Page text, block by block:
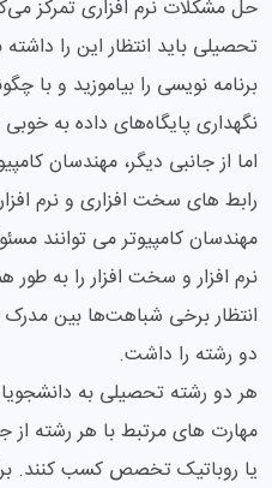
حل مشکلات نرم افزاری تمرکز
تحصیلی باید انتظار این را
برنامه نویسی را بیاموزید و با
نگهداری پایگاه‌های داده به
اما از جانبی دیگر، مهندسان
رابط های سخت افزاری و نرم
مهندسان کامپیوتر می توانند
نرم افزار و سخت افزار را به طور
انتظار برخی شباهت‌ها بین
دو رشته را داشت.
هر دو رشته تحصیلی به
مهارت های مرتبط با هر رشته از
یا روباتیک تخصص کسب کنند.